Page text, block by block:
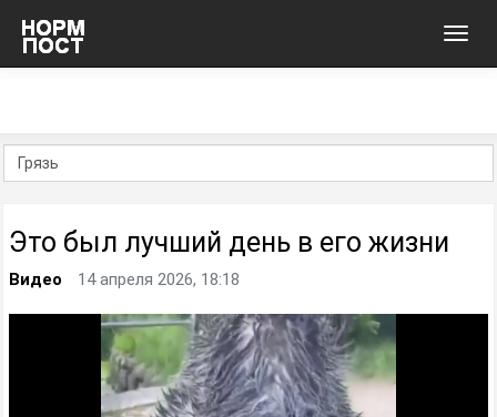
Это был лучший день в его жизни
Видео 14 апреля 2026, 18:18